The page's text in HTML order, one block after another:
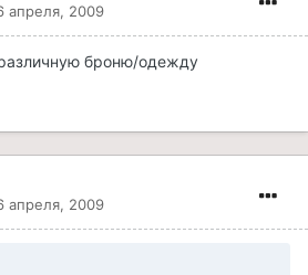
апреля, 2009
броню/одежду
апреля, 2009